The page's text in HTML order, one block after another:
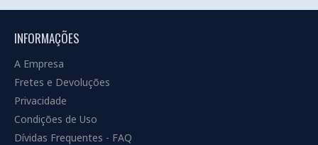
INFORMAÇÕES
A Empresa
Fretes e Devoluções
Privacidade
Condições de Uso
Dívidas Frequentes - FAQ